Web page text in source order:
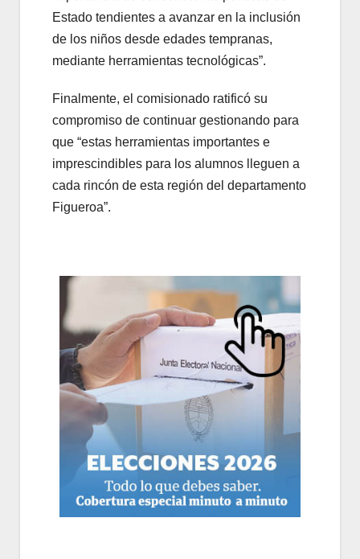
Estado tendientes a avanzar en la inclusión
de los niños desde edades tempranas,
mediante herramientas tecnológicas”.
Finalmente, el comisionado ratificó su
compromiso de continuar gestionando para
que “estas herramientas importantes e
imprescindibles para los alumnos lleguen a
cada rincón de esta región del departamento
Figueroa”.